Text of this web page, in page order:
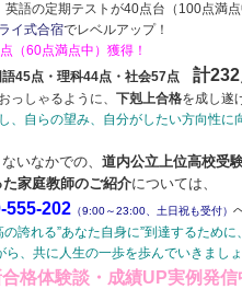
語の定期テストが40点台（100点満
イ式合宿でレベルアップ！
（60点満点中）獲得！
45点・理科44点・社会57点 計
っしゃるように、 下剋上合格を成し遂
、自らの望み、自分がしたい方向性に
いなかでの、 道内公立上位高校受
家庭教師のご紹介については、
555-202 （9:00～23:00、土日祝も受付）
の誇れる”あなた自身に”到達するために
ら、共に人生の一歩を歩んでいきまし
格体験談・成績UP実例発